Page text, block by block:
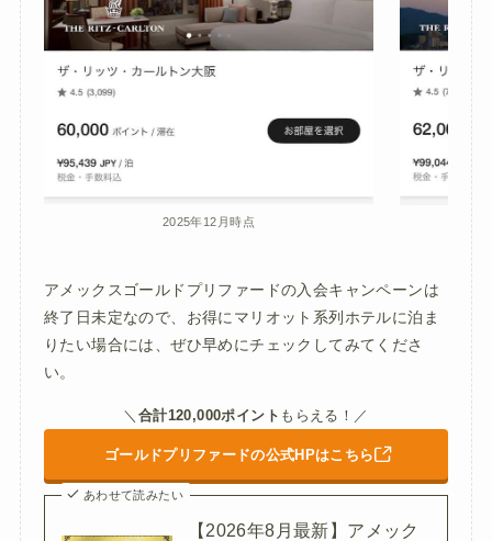
2025年12月時点
アメックスゴールドプリファードの入会キャンペーンは
終了日未定なので、お得にマリオット系列ホテルに泊ま
りたい場合には、ぜひ早めにチェックしてみてくださ
い。
＼ 合計120,000ポイント もらえる！／
ゴールドプリファードの公式HPはこちら
あわせて読みたい
【2026年8月最新】アメック